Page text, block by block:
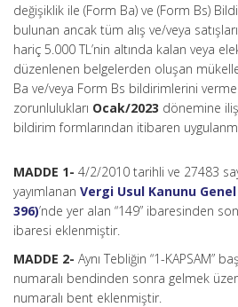
değişiklik ile (Form Ba) ve (Form Bs)
bulunan ancak tüm alış ve/veya
hariç 5.000 TL’nin altında kalan veya
düzenlenen belgelerden oluşan
Ba ve/veya Form Bs bildirimlerini verme
zorunlulukları Ocak/2023 dönemine
bildirim formlarından itibaren
MADDE 1- 4/2/2010 tarihli ve 27483
yayımlanan Vergi Usul Kanunu
396)’nde yer alan “149” ibaresinden
ibaresi eklenmiştir.
MADDE 2- Aynı Tebliğin “1-KAPSAM”
numaralı bendinden sonra gelmek
numaralı bent eklenmiştir.